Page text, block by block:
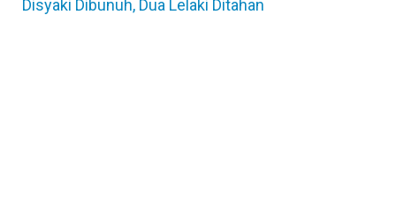
Disyaki Dibunuh, Dua Lelaki Ditahan